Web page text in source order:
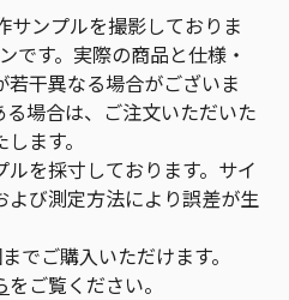
ンプルを撮影しておりま
です。実際の商品と仕様・
干異なる場合がございま
場合は、ご注文いただいた
ます。
を採寸しております。サイ
び測定方法により誤差が生
でご購入いただけます。
をご覧ください。